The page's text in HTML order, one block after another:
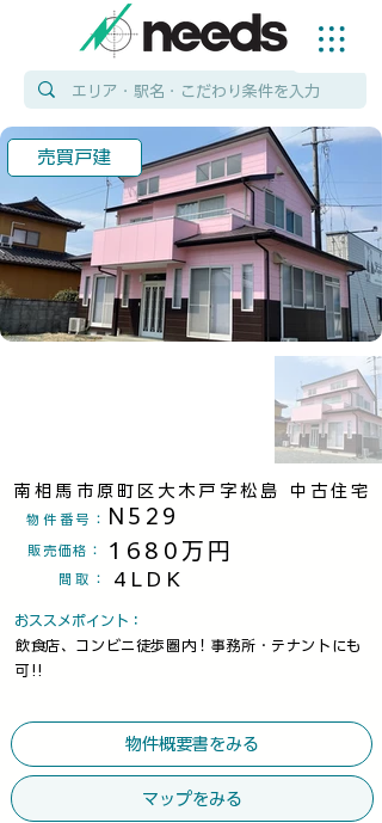
売買戸建
南相馬市原町区大木戸字松島 中古住宅
​販売価格： 1680万円
間取 ： 4LDK
物件番号 ： N529
​おススメポイント：
飲食店、コンビニ徒歩圏内！事務所・テナントにも
可!!
物件概要書をみる
マップをみる